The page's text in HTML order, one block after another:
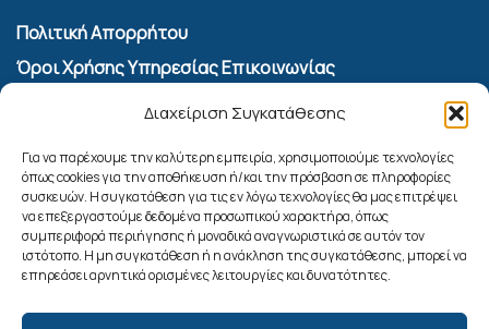
Διαχείριση Συγκατάθεσης
Για να παρέχουμε την καλύτερη εμπειρία, χρησιμοποιούμε τεχνολογίες
όπως cookies για την αποθήκευση ή/και την πρόσβαση σε πληροφορίες
συσκευών. Η συγκατάθεση για τις εν λόγω τεχνολογίες θα μας επιτρέψει
να επεξεργαστούμε δεδομένα προσωπικού χαρακτήρα, όπως
συμπεριφορά περιήγησης ή μοναδικά αναγνωριστικά σε αυτόν τον
ιστότοπο. Η μη συγκατάθεση ή η ανάκληση της συγκατάθεσης, μπορεί να
επηρεάσει αρνητικά ορισμένες λειτουργίες και δυνατότητες.
Πολιτική Απορρήτου
Όροι Χρήσης Υπηρεσίας Επικοινωνίας
Πολιτική Cookies (ΕΕ)
Αναζήτηση